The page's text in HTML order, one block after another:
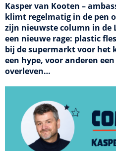
Kasper van Kooten –
klimt regelmatig in de pen
zijn nieuwste column in de
een nieuwe rage: plastic
bij de supermarkt voor het
een hype, voor anderen
overleven…